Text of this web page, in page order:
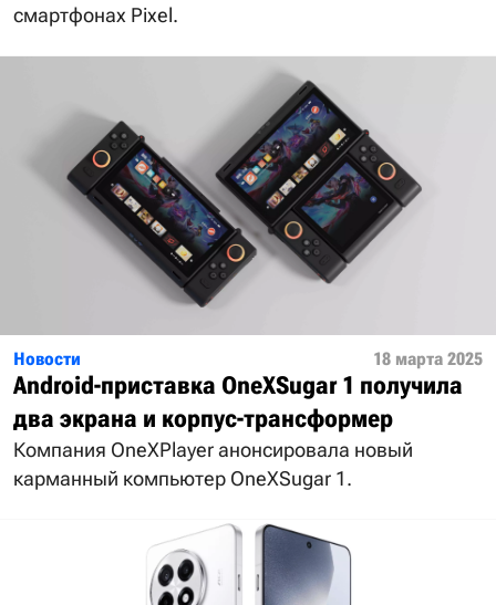
смартфонах Pixel.
Новости 18 марта 2025
Android-приставка OneXSugar 1 получила
два экрана и корпус-трансформер
Компания OneXPlayer анонсировала новый
карманный компьютер OneXSugar 1.